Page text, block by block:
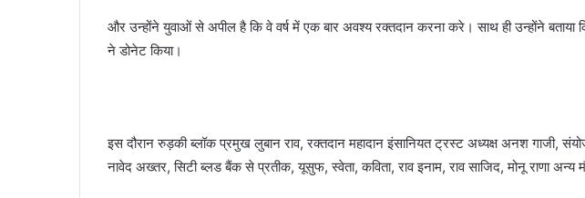
और उन्होंने युवाओं से अपील है कि वे वर्ष में एक बार अवश्य रक्तदान करना करे। साथ ही उन्होंने बताया
ने डोनेट किया।
इस दौरान रुड़की ब्लॉक प्रमुख लुबान राव, रक्तदान महादान इंसानियत ट्रस्ट अध्यक्ष अनश गाजी,
नावेद अख्तर, सिटी ब्लड बैंक से प्रतीक, यूसुफ, स्वेता, कविता, राव इनाम, राव साजिद, मोनू राणा अन्य